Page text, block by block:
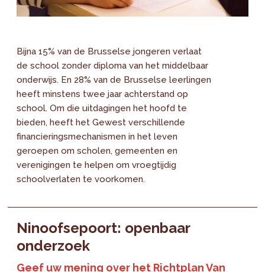
Bijna 15% van de Brusselse jongeren verlaat
de school zonder diploma van het middelbaar
onderwijs. En 28% van de Brusselse leerlingen
heeft minstens twee jaar achterstand op
school. Om die uitdagingen het hoofd te
bieden, heeft het Gewest verschillende
financieringsmechanismen in het leven
geroepen om scholen, gemeenten en
verenigingen te helpen om vroegtijdig
schoolverlaten te voorkomen.
Ninoofsepoort: openbaar
onderzoek
Geef uw mening over het Richtplan Van